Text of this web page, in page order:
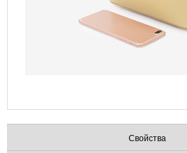
Свойства